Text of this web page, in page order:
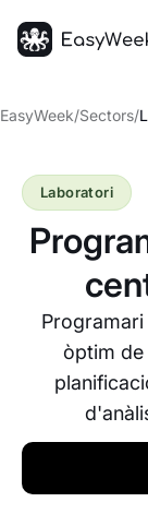
EasyWeek/Sectors/
òptim de
Laboratori